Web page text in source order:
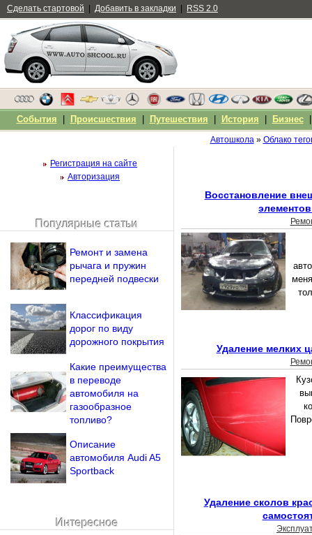
Автошкола» Облако
Восстановление
Удаление мелких
Удаление сколов
Регистрация на сайте
Авторизация
Напомнить пароль?
Популярные статьи
Ремонт и замена
рычага и пружин
передней подвески
Классификация
дорог по виду
дорожного покрытия
Какие преимущества
в переводе
автомобиля на
газообразное
топливо?
Описание
автомобиля Audi A5
Sportback
Интересное
Сделать стартовой Добавить в закладки RSS 2.0
События Происшествия Путешествия История Бизнес